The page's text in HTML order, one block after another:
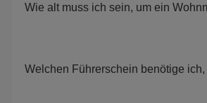
Wie alt muss ich sein, um ein
Welchen Führerschein benötige